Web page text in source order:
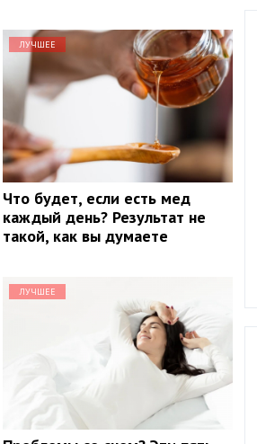
ЛУЧШЕЕ
Что будет, если есть мед
каждый день? Результат не
такой, как вы думаете
ЛУЧШЕЕ